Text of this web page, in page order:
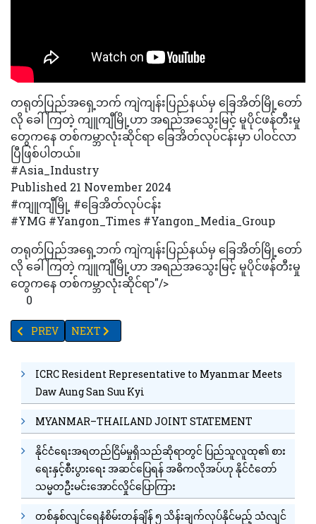
တရုတ်ပြည်အရှေ့ဘက် ကျဲကျန်းပြည်နယ်မှ ခြေအိတ်မြို့တော်
လို ခေါ်ကြတဲ့ ကျူကျီမြို့ဟာ အရည်အသွေးမြင့် မူပိုင်ဖန်တီးမှု
တွေကနေ တစ်ကမ္ဘာလုံးဆိုင်ရာ ခြေအိတ်လုပ်ငန်းမှာ ပါဝင်လာ
ပြီဖြစ်ပါတယ်။
#Asia_Industry
Published 21 November 2024
#ကျူကျီမြို့ #ခြေအိတ်လုပ်ငန်း
#YMG #Yangon_Times #Yangon_Media_Group
တရုတ်ပြည်အရှေ့ဘက် ကျဲကျန်းပြည်နယ်မှ ခြေအိတ်မြို့တော်
လို ခေါ်ကြတဲ့ ကျူကျီမြို့ဟာ အရည်အသွေးမြင့် မူပိုင်ဖန်တီးမှု
တွေကနေ တစ်ကမ္ဘာလုံးဆိုင်ရာ"/>
0
PREVIOUS ARTICLE: ဟင်းသီးဟင်းရွက်တွေထဲမှ ကျန်းမာရေး
PREV NEXT ARTICLE: အသက်၁၆နှစ်အောက်ကလေးသူယ်မ
NEXT
ICRC Resident Representative to Myanmar Meets
Daw Aung San Suu Kyi
MYANMAR–THAILAND JOINT STATEMENT
နိုင်ငံရေးအရတည်ငြိမ်မှုရှိသည်ဆိုရာတွင် ပြည်သူလူထု၏ စား
ရေးနှင့်စီးပွားရေး အဆင်ပြေရန် အဓိကလိုအပ်ဟု နိုင်ငံတော်
သမ္မတဦးမင်းအောင်လှိုင်ပြောကြား
တစ်နှစ်လျင်ရေနံစိမ်းတန်ချိန် ၅ သိန်းချက်လုပ်နိုင်မည့် သံလျင်